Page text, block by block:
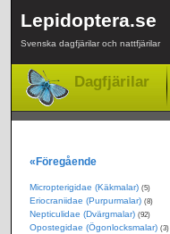
Lepidoptera.se
Svenska dagfjärilar och nattfjärilar
Dagfjärilar
«Föregående
Micropterigidae (Käkmalar) (5)
Eriocraniidae (Purpurmalar) (8)
Nepticulidae (Dvärgmalar) (92)
Opostegidae (Ögonlocksmalar) (3)